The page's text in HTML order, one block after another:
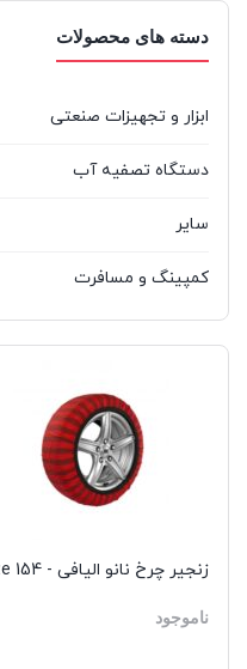
دسته های محصولات
ابزار و تجهیزات صنعتی
دستگاه تصفیه آب
سایر
کمپینگ و مسافرت
زنجیر چرخ نانو الیافی - Size 154
ناموجود